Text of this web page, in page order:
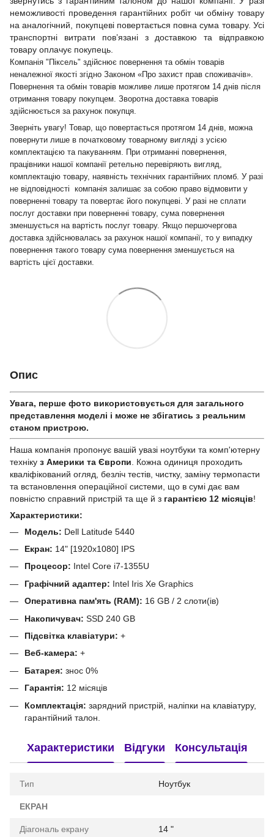
неможливості проведення гарантійних робіт чи обміну товару
на аналогічний, покупцеві повертається повна сума товару. Усі
транспортні витрати пов’язані з доставкою та відправкою
товару оплачує покупець.
Компанія "Піксель" здійснює повернення та обмін товарів
неналежної якості згідно Законом «Про захист прав споживачів».
Повернення та обмін товарів можливе лише протягом 14 днів після
отримання товару покупцем. Зворотна доставка товарів
здійснюється за рахунок покупця.
Зверніть увагу! Товар, що повертається протягом 14 днів, можна
повернути лише в початковому товарному вигляді з усією
комплектацією та пакуванням. При отриманні повернення,
працівники нашої компанії ретельно перевіряють вигляд,
комплектацію товару, наявність технічних гарантійних пломб. У разі
не відповідності компанія залишає за собою право відмовити у
поверненні товару та повертає його покупцеві. У разі не сплати
послуг доставки при поверненні товару, сума повернення
зменшується на вартість послуг товару. Якщо першочергова
доставка здійснювалась за рахунок нашої компанії, то у випадку
повернення такого товару сума повернення зменшується на
вартість цієї доставки.
Опис
Увага, перше фото використовується для загального
представлення моделі і може не збігатись з реальним
станом приcтрою.
Наша компанія пропонує вашій увазі ноутбуки та комп'ютерну
техніку з Америки та Європи . Кожна одиниця проходить
кваліфікований огляд, безліч тестів, чистку, заміну термопасти
та встановлення операційної системи, що в сумі дає вам
повністю справний пристрій та ще й з гарантією 12 місяців!
Характеристики:
Модель: Dell Latitude 5440
Екран: 14" [1920x1080] IPS
Процесор: Intel Core i7-1355U
Графічний адаптер: Intel Iris Xe Graphics
Оперативна пам'ять (RAM): 16 GB / 2 слоти(ів)
Накопичувач: SSD 240 GB
Підсвітка клавіатури: +
Веб-камера: +
Батарея: знос 0%
Гарантія: 12 місяців
Комплектація: зарядний пристрій, наліпки на клавіатуру,
гарантійний талон.
Характеристики Відгуки Консультація
Тип Ноутбук
ЕКРАН
Діагональ екрану 14 "